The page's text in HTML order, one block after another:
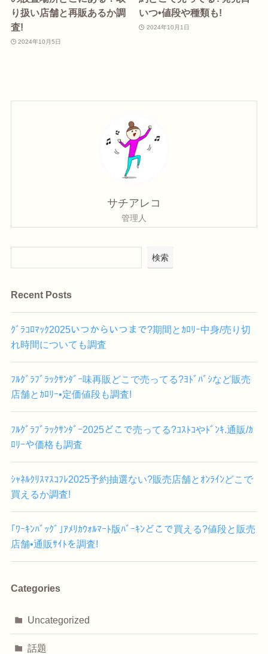
り扱い店舗と再販あるか調
査!
2024年10月5日
いつ•値段や種類も!
2024年10月1日
サチアレコ
管理人
検索
Recent Posts
ｸﾞﾗｺﾛﾏｯｸ2025いつからいつまで?期間とｶﾛﾘｰ中身/売り切
れ時間についても調査
ﾌﾙｸﾞﾗﾌﾞﾗｯｸｻﾝﾀﾞｰ味再販どこで売ってる?ﾖﾄﾞﾊﾞｼなど販売
店舗とｶﾛﾘｰ•定価値段も調査!
ﾌﾙｸﾞﾗﾌﾞﾗｯｸｻﾝﾀﾞｰ2025どこで売ってる?ｺｽﾄｺやﾄﾞﾝｷ.通販/ｶ
ﾛﾘｰや価格も調査
ｼｬﾈﾙｸﾘｽﾏｽｺﾌﾚ2025予約抽選ない?販売店舗とｵﾝﾗｲﾝどこで
買えるか調査!
｢ﾜｰｷﾝﾊﾞｯｸﾞ｣ｱﾒﾘｶｳｫﾙﾏｰﾄ版ﾊﾞｰｷﾝどこで買える?値段と販売
店舗•通販ｻｲﾄを調査!
Categories
Uncategorized
話題